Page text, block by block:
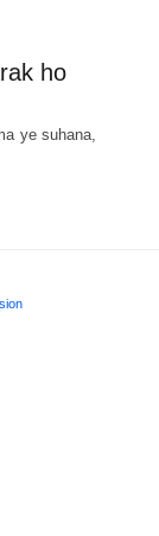
ho
ye suhana,